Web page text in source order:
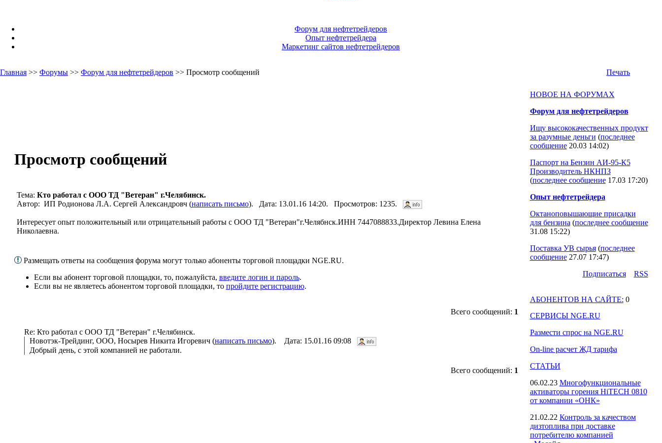
Форум для нефтетрейдеров
Опыт нефтетрейдера
Маркетинг сайтов нефтетрейдеров
Главная >> Форумы >> Форум для нефтетрейдеров >> Просмотр сообщений Печать
Просмотр сообщений
Тема: Кто работал с ООО ТД "Ветеран" г.Челябинск.
Автор: ИП Родионова Л.А. Сергей Александровч (написать письмо). Дата: 13.01.16 14:20. Просмотров: 1235.
Интересует опыт положительный или отрицательный работы с ООО ТД "Ветеран"г.Челябнск.ИНН 7447088833.Директор Левина Елена
Николаевна.
Размещать ответы на сообщения форума могут только абоненты торговой площадки NGE.RU.
Если вы абонент торговой площадки, то, пожалуйста, введите логин и пароль.
Если вы не являетесь абонентом торговой площадки, то пройдите регистрацию.
Всего сообщений: 1
Re: Кто работал с ООО ТД "Ветеран" г.Челябинск.
Новотэк-Трейдинг, ООО, Носырев Никита Игоревич (написать письмо). Дата: 15.01.16 09:08
Добрый день, с этой компанией не работали.
Всего сообщений: 1
НОВОЕ НА ФОРУМАХ
Форум для нефтетрейдеров
Ищу высококачественных продукт
за разумные деньги (последнее
сообщение 20.03 14:02)
Паспорт на Бензин АИ-95-К5
Производитель НКНПЗ
(последнее сообщение 17.03 17:20)
Опыт нефтетрейдера
Октаноповышающие присадки
для бензина (последнее сообщение
31.08 15:22)
Поставка УВ сырья(последнее
сообщение 27.07 17:47)
Подпиcаться
RSS
АБОНЕНТОВ НА САЙТЕ: 0
СЕРВИСЫ NGE.RU
Размести спрос на NGE.RU
On-line расчет ЖД тарифа
СТАТЬИ
06.02.23 Многофункциональные
активаторы горения HiTECH 0810
от компании «ОНК»
21.02.22 Контроль за качеством
дизтоплива при доставке
потребителю компанией